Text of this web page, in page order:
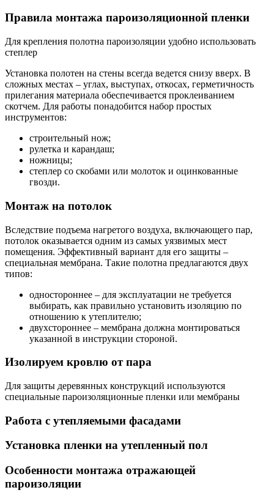
Правила монтажа пароизоляционной пленки
Для крепления полотна пароизоляции удобно использовать
степлер
Установка полотен на стены всегда ведется снизу вверх. В
сложных местах – углах, выступах, откосах, герметичность
прилегания материала обеспечивается проклеиванием
скотчем. Для работы понадобится набор простых
инструментов:
строительный нож;
рулетка и карандаш;
ножницы;
степлер со скобами или молоток и оцинкованные
гвозди.
Монтаж на потолок
Вследствие подъема нагретого воздуха, включающего пар,
потолок оказывается одним из самых уязвимых мест
помещения. Эффективный вариант для его защиты –
специальная мембрана. Такие полотна предлагаются двух
типов:
одностороннее – для эксплуатации не требуется
выбирать, как правильно установить изоляцию по
отношению к утеплителю;
двухстороннее – мембрана должна монтироваться
указанной в инструкции стороной.
Изолируем кровлю от пара
Для защиты деревянных конструкций используются
специальные пароизоляционные пленки или мембраны
Работа с утепляемыми фасадами
Установка пленки на утепленный пол
Особенности монтажа отражающей
пароизоляции